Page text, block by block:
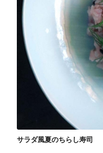
サラダ風夏のちらし寿司